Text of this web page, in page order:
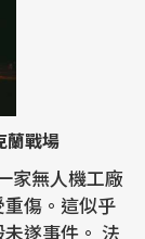
蘭戰場
家無人機工廠
傷。這似乎
遂事件。 法